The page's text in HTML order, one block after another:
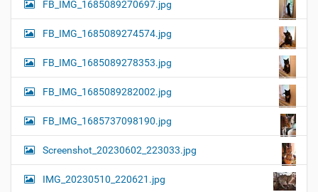
FB_IMG_1685089270697.jpg
FB_IMG_1685089274574.jpg
FB_IMG_1685089278353.jpg
FB_IMG_1685089282002.jpg
FB_IMG_1685737098190.jpg
Screenshot_20230602_223033.jpg
IMG_20230510_220621.jpg